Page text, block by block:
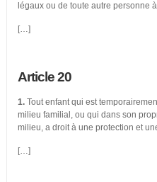
légaux ou de toute autre personne
[…]
Article 20
1.Tout enfant qui est
milieu familial, ou qui dans son
milieu, a droit à une protection et
[…]